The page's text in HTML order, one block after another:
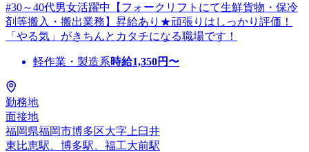
#30～40代男女活躍中【フォークリフトにて生鮮貨物・保冷
剤等搬入・搬出業務】昇給あり★頑張りはしっかり評価！
「やる気」がきちんとカタチになる職場です！
軽作業・製造系時給1,350円〜
勤務地
面接地
福岡県福岡市博多区大字上臼井
東比恵駅、博多駅、福工大前駅